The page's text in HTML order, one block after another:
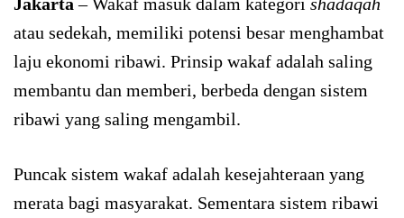
atau sedekah, memiliki potensi besar menghambat
laju ekonomi ribawi. Prinsip wakaf adalah saling
membantu dan memberi, berbeda dengan sistem
ribawi yang saling mengambil.
Puncak sistem wakaf adalah kesejahteraan yang
merata bagi masyarakat. Sementara sistem ribawi